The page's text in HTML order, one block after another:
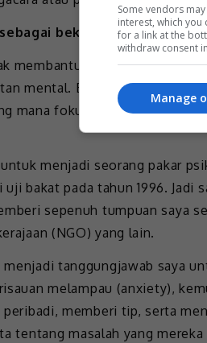
bekas penaung
membantu saya untuk
mental. Baru-baru ini saya
mana fokusnya untuk
menjadi seorang pakar
bakat pada tahun 1996.
sepenuh tumpuan saya
(NGO) yang lain.
menjadi tanggungjawab saya
melampau (anxiety),
memberi tip, serta
tentang masalah yang mereka
Some vendors
interest, which
for a link at the
withdraw consent
Manage